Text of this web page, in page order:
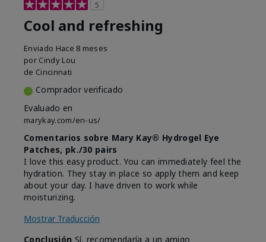
5
Cool and refreshing
Enviado Hace 8 meses
por Cindy Lou
de Cincinnati
Comprador verificado
Evaluado en
marykay.com/en-us/
Comentarios sobre Mary Kay® Hydrogel Eye
Patches, pk./30 pairs
I love this easy product. You can immediately feel the
hydration. They stay in place so apply them and keep
about your day. I have driven to work while
moisturizing.
Mostrar Traducción
Conclusión Sí, recomendaría a un amigo